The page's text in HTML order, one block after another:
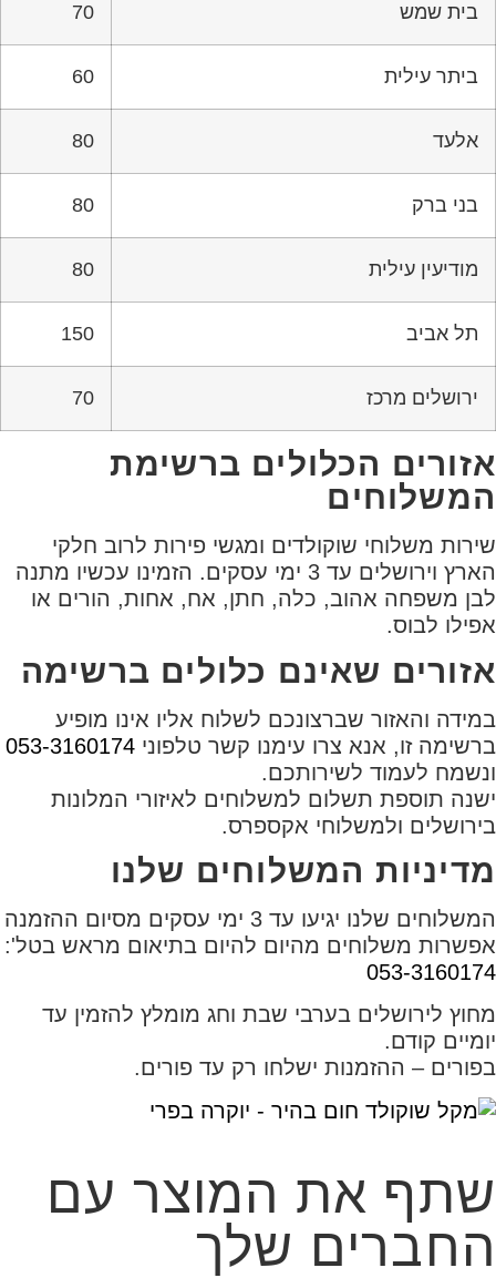
בית שמש 70
ביתר עילית 60
אלעד 80
בני ברק 80
מודיעין עילית 80
תל אביב 150
ירושלים מרכז 70
אזורים הכלולים ברשימת
המשלוחים
שירות משלוחי שוקולדים ומגשי פירות לרוב חלקי
הארץ וירושלים עד 3 ימי עסקים. הזמינו עכשיו מתנה
לבן משפחה אהוב, כלה, חתן, אח, אחות, הורים או
אפילו לבוס.
אזורים שאינם כלולים ברשימה
במידה והאזור שברצונכם לשלוח אליו אינו מופיע
ברשימה זו, אנא צרו עימנו קשר טלפוני 053-3160174
ונשמח לעמוד לשירותכם.
ישנה תוספת תשלום למשלוחים לאיזורי המלונות
בירושלים ולמשלוחי אקספרס.
מדיניות המשלוחים שלנו
המשלוחים שלנו יגיעו עד 3 ימי עסקים מסיום ההזמנה
אפשרות משלוחים מהיום להיום בתיאום מראש בטל':
053-3160174
מחוץ לירושלים בערבי שבת וחג מומלץ להזמין עד
יומיים קודם.
בפורים – ההזמנות ישלחו רק עד פורים.
שתף את המוצר עם
החברים שלך